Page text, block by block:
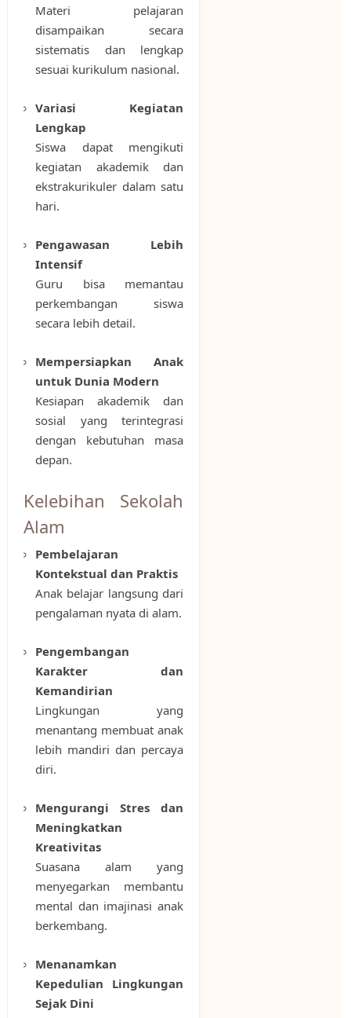
Materi pelajaran
disampaikan secara
sistematis dan lengkap
sesuai kurikulum nasional.
Variasi Kegiatan
Lengkap
Siswa dapat mengikuti
kegiatan akademik dan
ekstrakurikuler dalam satu
hari.
Pengawasan Lebih
Intensif
Guru bisa memantau
perkembangan siswa
secara lebih detail.
Mempersiapkan Anak
untuk Dunia Modern
Kesiapan akademik dan
sosial yang terintegrasi
dengan kebutuhan masa
depan.
Kelebihan Sekolah
Alam
Pembelajaran
Kontekstual dan Praktis
Anak belajar langsung dari
pengalaman nyata di alam.
Pengembangan
Karakter dan
Kemandirian
Lingkungan yang
menantang membuat anak
lebih mandiri dan percaya
diri.
Mengurangi Stres dan
Meningkatkan
Kreativitas
Suasana alam yang
menyegarkan membantu
mental dan imajinasi anak
berkembang.
Menanamkan
Kepedulian Lingkungan
Sejak Dini